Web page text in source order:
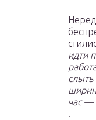
идти
час —
.